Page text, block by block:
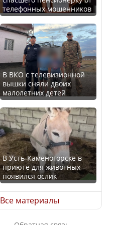
В России введены
дополнительные
ограничения для
казахстанских прав
Трамп официально
вступил в должность
президента США
Луну признали объектом
культурного наследия,
находящегося под
угрозой исчезновения
телефонных мошенников
В ВКО с телевизионной
вышки сняли двоих
малолетних детей
В Усть-Каменогорске в
приюте для животных
появился ослик
Все материалы